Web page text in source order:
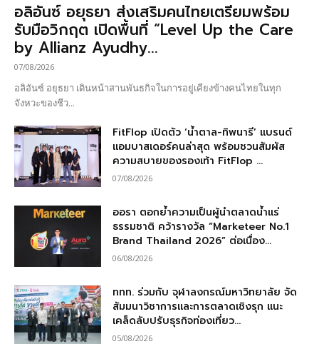
อลิอันซ์ อยุธยา ส่งเสริมคนไทยเตรียมพร้อม
รับมือวิกฤต เปิดพื้นที่ “Level Up the Care
by Allianz Ayudhy...
07/08/2026
อลิอันซ์ อยุธยา เดินหน้าสานพันธกิจในการอยู่เคียงข้างคนไทยในทุก
จังหวะของชีว...
FitFlop เปิดตัว ‘น้ำตาล-ทิพนารี’ แบรนด์
แอมบาสเดอร์คนล่าสุด พร้อมชวนสัมผัส
ความสบายของรองเท้า FitFlop ...
07/08/2026
ออรา ตอกย้ำความเป็นผู้นำตลาดน้ำแร่
ธรรมชาติ คว้ารางวัล “Marketeer No.1
Brand Thailand 2026” ต่อเนื่อง...
06/08/2026
ททท. ร่วมกับ จุฬาลงกรณ์มหาวิทยาลัย จัด
สัมมนาวิชาการและการตลาดเชิงรุก แนะ
เคล็ดลับปรับธุรกิจท่องเที่ยว...
05/08/2026